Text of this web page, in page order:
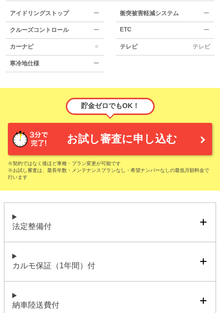
アイドリングストップ ー 衝突被害軽減システム ー
クルーズコントロール ー ETC ー
カーナビ ○ テレビ テレビ
寒冷地仕様 ー
貯金ゼロでもOK！
お試し審査に申し込む
※契約ではなく後ほど車種・プラン変更が可能です
※お試し審査は、最長年数・メンテナンスプランなし・希望ナンバーなしの最低月額料金で
行います
法定整備付
カルモ保証（1年間）付
納車陸送費付